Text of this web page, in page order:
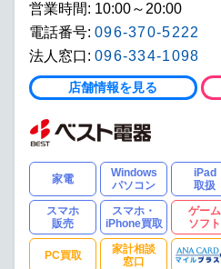
営業時間: 10:00～20:00
電話番号: 096-370-5222
法人窓口: 096-334-1098
店舗情報を見る
家電
Windows
パソコン
iPad
取扱
スマホ
販売
スマホ・
iPhone買取
ゲーム
ソフト
PC買取
家計相談
窓口